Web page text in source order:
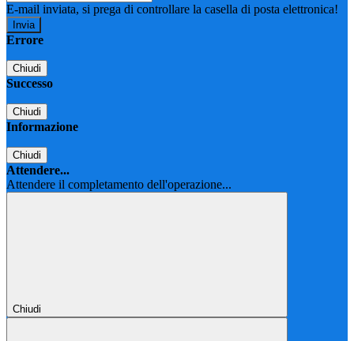
E-mail inviata, si prega di controllare la casella di posta elettronica!
Errore
Chiudi
Successo
Chiudi
Informazione
Chiudi
Attendere...
Attendere il completamento dell'operazione...
Chiudi